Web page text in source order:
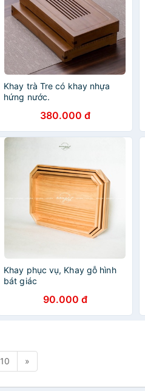
Khay trà Tre có khay nhựa
hứng nước.
380.000 đ
Khay phục vụ, Khay gỗ hình
bát giác
90.000 đ
10 »